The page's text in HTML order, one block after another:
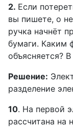
2. Если
вы пишете, о
ручка начнёт
бумаги. Каким
объясняется?
Решение:
разделение
10. На первой
рассчитана на